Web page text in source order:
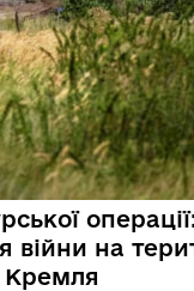
війни на
Кремля